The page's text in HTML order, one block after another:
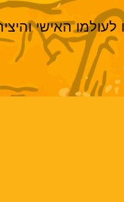
האישי